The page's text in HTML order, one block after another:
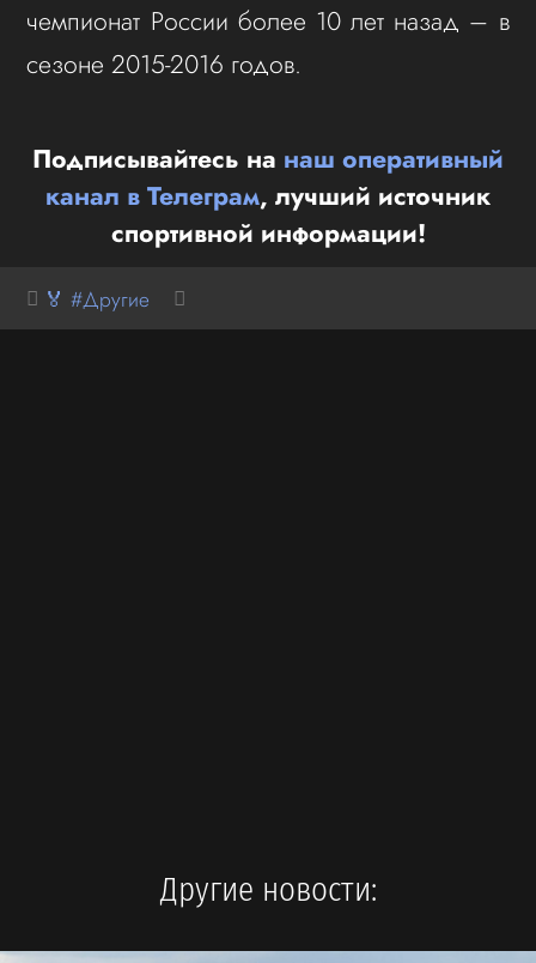
чемпионат России более 10 лет назад – в
сезоне 2015-2016 годов.
Подписывайтесь на наш оперативный
канал в Телеграм, лучший источник
спортивной информации!
🏅 #Другие
Другие новости: